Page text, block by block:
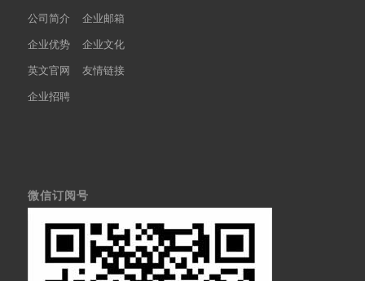
公司简介
企业邮箱
企业优势
企业文化
英文官网
友情链接
企业招聘
微信订阅号